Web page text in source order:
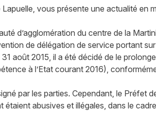
vous présente une actualité en
d’agglomération du centre de la
de délégation de service portant
août 2015, il a été décidé de le
à l’Etat courant 2016),
par les parties. Cependant, le Préfet
étaient abusives et illégales, dans le